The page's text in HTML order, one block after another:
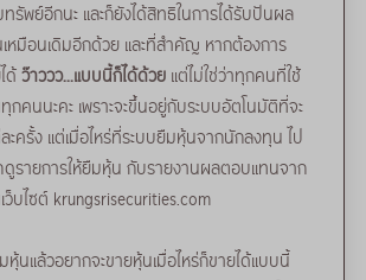
รัพย์อีกนะ และก็ยังได้สิทธิในการได้รับปันผล
หมือนเดิมอีกด้วย และที่สำคัญ หากต้องการ
ด้ว๊าววว...แบบนี้ก็ได้ด้วย แต่ไม่ใช่ว่าทุกคนที่ใช้
คนนะคะ เพราะจะขึ้นอยู่กับระบบอัตโนมัติที่จะ
ะครั้ง แต่เมื่อไหร่ที่ระบบยืมหุ้นจากนักลงทุน ไป
รายการให้ยืมหุ้น กับรายงานผลตอบแทนจาก
บไซต์ krungsrisecurities.com
แล้วอยากจะขายหุ้นเมื่อไหร่ก็ขายได้แบบนี้